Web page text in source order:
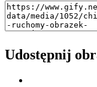
Udostępnij